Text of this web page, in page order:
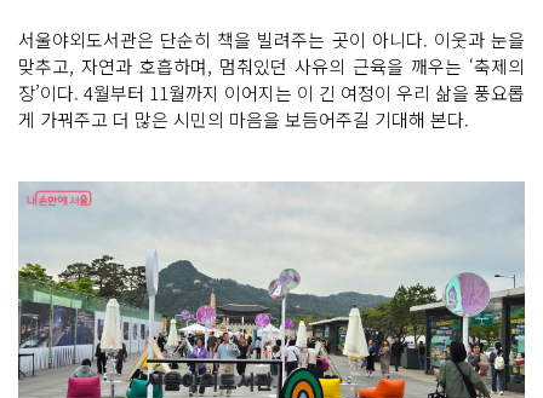
서울야외도서관은 단순히 책을 빌려주는 곳이 아니다. 이웃과 눈을
맞추고, 자연과 호흡하며, 멈춰있던 사유의 근육을 깨우는 ‘축제의
장’이다. 4월부터 11월까지 이어지는 이 긴 여정이 우리 삶을 풍요롭
게 가꿔주고 더 많은 시민의 마음을 보듬어주길 기대해 본다.